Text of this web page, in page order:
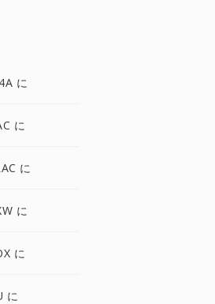
に
に
に
に
に
に